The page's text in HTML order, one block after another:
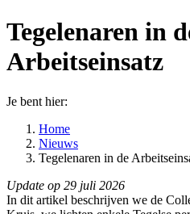
Tegelenaren in
Arbeitseinsatz
Je bent hier:
Home
Nieuws
Tegelenaren in de
Update op 29 juli 2026
In dit artikel beschrijven we de